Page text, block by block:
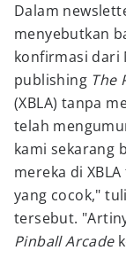
Dalam
menyebutkan
konfirmasi dari
publishing The
(XBLA) tanpa
telah
kami sekarang
mereka di
yang cocok,"
tersebut.
Pinball Arcade